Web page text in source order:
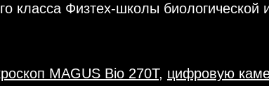
класса Физтех-школы биологической
MAGUS Bio 270T, цифровую